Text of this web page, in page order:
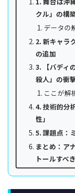
クル」の構
データの
2. 新キャラ
の追加
3. 【バディ
殺人」の衝
ここが解
4. 技術的分
性」
5. 課題点：
まとめ：ア
トールすべ